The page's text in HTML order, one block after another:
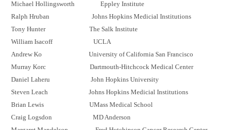
Michael HollingsworthEppley Institute
RalphHruban Johns HopkinsMedicial Institutions
Tony Hunter The Salk Institute
WilliamIsacoffUCLA
AndrewKo University of California San Francisco
MurrayKorc Dartmouth-Hitchcock Medical Center
DanielLaheru John Hopkins University
Steven Leach Johns HopkinsMedicial Institutions
Brian LewisUMass Medical School
Craig Logsdon MD Anderson